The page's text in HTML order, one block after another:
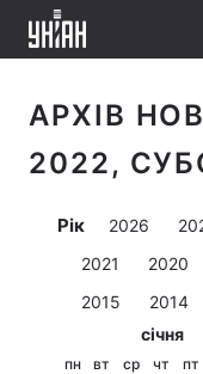
АРХІВ
2022,
Рік 2026
2021
2020
2015
2014
січня
пн вт ср чт пт